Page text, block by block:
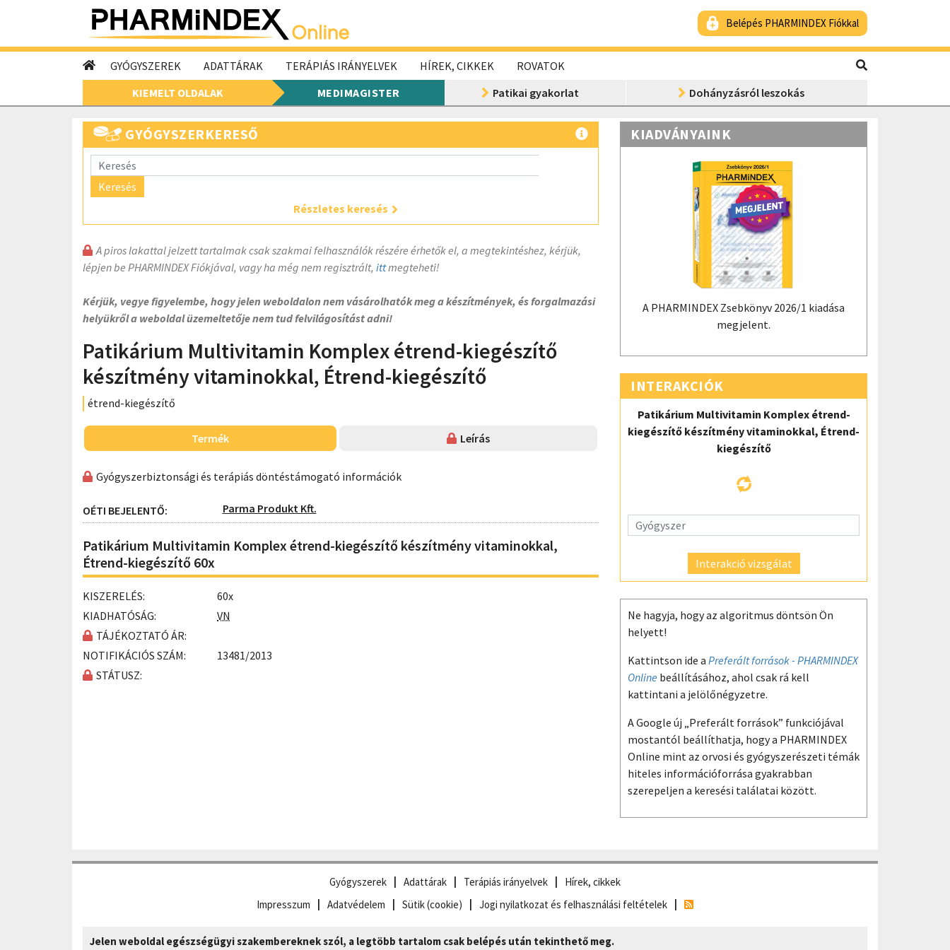
Belépés PHARMINDEX Fiókkal
GYÓGYSZEREK ADATTÁRAK TERÁPIÁS IRÁNYELVEK HÍREK, CIKKEK
ROVATOK
KIEMELT OLDALAK
MEDIMAGISTER Patikai gyakorlat Dohányzásról leszokás
GYÓGYSZERKERESŐ
Keresés
Részletes keresés
A piros lakattal jelzett tartalmak csak szakmai felhasználók részére érhetők el, a megtekintéshez, kérjük,
lépjen be PHARMINDEX Fiókjával, vagy ha még nem regisztrált, ittmegteheti!
Kérjük, vegye figyelembe, hogy jelen weboldalon nem vásárolhatók meg a készítmények, és forgalmazási
helyükről a weboldal üzemeltetője nem tud felvilágosítást adni!
Patikárium Multivitamin Komplex étrend-kiegészítő
készítmény vitaminokkal, Étrend-kiegészítő
étrend-kiegészítő
Termék Leírás
Gyógyszerbiztonsági és terápiás döntéstámogató információk
OÉTI BEJELENTŐ: Parma Produkt Kft.
Patikárium Multivitamin Komplex étrend-kiegészítő készítmény vitaminokkal,
Étrend-kiegészítő 60x
KISZERELÉS:
60x
KIADHATÓSÁG:
VN
TÁJÉKOZTATÓ ÁR:
NOTIFIKÁCIÓS SZÁM:
13481/2013
STÁTUSZ:
KIADVÁNYAINK
A PHARMINDEX Zsebkönyv 2026/1 kiadása
megjelent.
INTERAKCIÓK
Patikárium Multivitamin Komplex étrend-
kiegészítő készítmény vitaminokkal, Étrend-
kiegészítő
Interakció vizsgálat
Ne hagyja, hogy az algoritmus döntsön Ön
helyett!
Kattintson ide a Preferált források - PHARMINDEX
Online beállításához, ahol csak rá kell
kattintani a jelölőnégyzetre.
A Google új „Preferált források” funkciójával
mostantól beállíthatja, hogy a PHARMINDEX
Online mint az orvosi és gyógyszerészeti témák
hiteles információforrása gyakrabban
szerepeljen a keresési találatai között.
Gyógyszerek Adattárak Terápiás irányelvek
Hírek, cikkek
Impresszum
Adatvédelem Sütik (cookie) Jogi nyilatkozat és felhasználási feltételek
Jelen weboldal egészségügyi szakembereknek szól, a legtöbb tartalom csak belépés után tekinthető meg.